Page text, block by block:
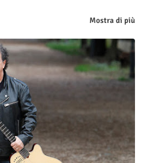
Mostra di più